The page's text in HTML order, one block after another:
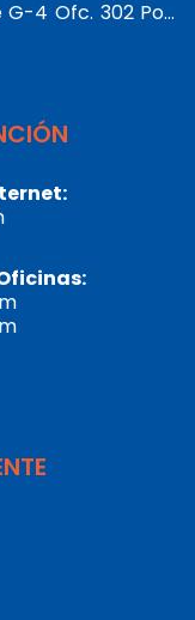
Calle 5 Sur No. 78 L-81 Bloque G-4 Ofc. 302 Portería 1 Banderas - Kennedy